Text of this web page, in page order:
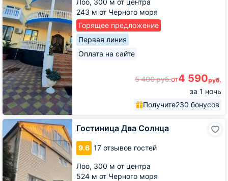
Лоо, 300 м от центра
243 м от Черного моря
Горящее предложение
Первая линия
Оплата на сайте
5 400руб.от4 590руб.
за 1 ночь
Получите230 бонусов
Гостиница Два Солнца
9.6 17 отзывов гостей
Лоо, 300 м от центра
524 м от Черного моря
Гостиница
Два
Солнца